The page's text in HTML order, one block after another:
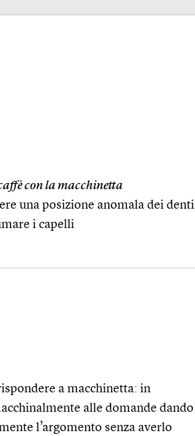
con la macchinetta
una posizione anomala dei denti
i capelli
a macchinetta: in
alle domande dando
l’argomento senza averlo